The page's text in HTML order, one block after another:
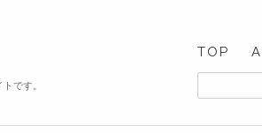
です。
TOP